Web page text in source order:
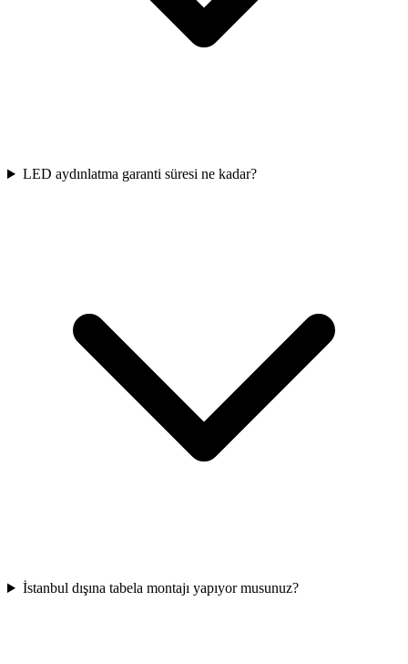
LED aydınlatma garanti süresi ne kadar?
İstanbul dışına tabela montajı yapıyor musunuz?